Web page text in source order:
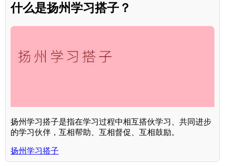
什么是扬州学习搭子？
扬州学习搭子是指在学习过程中相互搭伙学习、共同进步
的学习伙伴，互相帮助、互相督促、互相鼓励。
扬州学习搭子